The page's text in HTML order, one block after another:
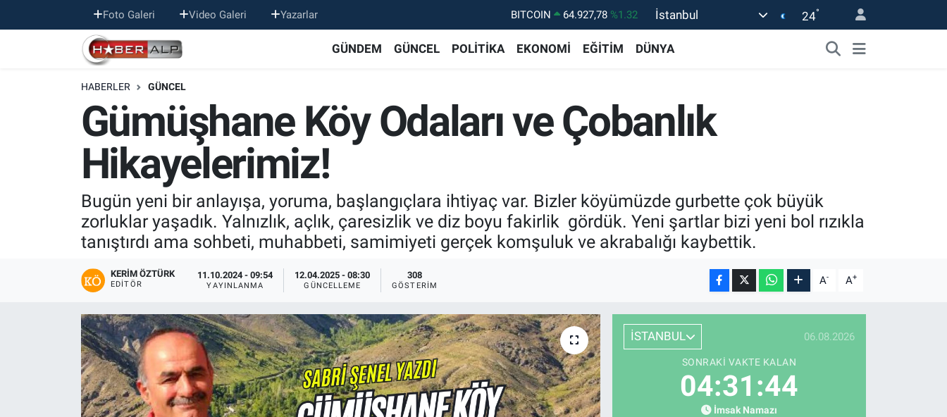
Foto Galeri Video Galeri Yazarlar DOLAR 47,5894 %0.08
55,0398
%-0.02
BİST100
13.703
%11
64.927,78
İstanbul 24°
GÜNDEM GÜNCEL POLİTİKA EKONOMİ EĞİTİM DÜNYA
HABERLER GÜNCEL
Gümüşhane Köy Odaları ve Çobanlık
Hikayelerimiz!
Bugün yeni bir anlayışa, yoruma, başlangıçlara ihtiyaç var. Bizler köyümüzde gurbette çok büyük
zorluklar yaşadık. Yalnızlık, açlık, çaresizlik ve diz boyu fakirlik gördük. Yeni şartlar bizi yeni bol rızıkla
tanıştırdı ama sohbeti, muhabbeti, samimiyeti gerçek komşuluk ve akrabalığı kaybettik.
KERIM ÖZTÜRK
EDITÖR
11.10.2024 - 09:54
YAYINLANMA
12.04.2025 - 08:30
GÜNCELLEME
308
GÖSTERIM A- A+
İSTANBUL 06.08.2026
SONRAKI VAKTE KALAN
04:31:43
İmsak Namazı
Nöbetçi Eczaneler
Hava Durumu
Trafik Durumu
Süper Lig Puan Durumu ve Fikstür
Tüm Manşetler
Son Dakika Haberleri
Haber Arşivi